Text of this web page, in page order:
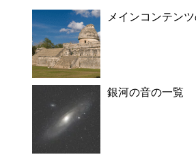
メインコンテン
銀河の音の一覧